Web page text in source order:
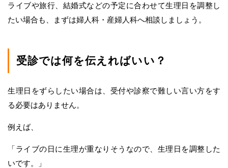
ライブや旅行、結婚式などの予定に合わせて生理日を調整し
たい場合も、まずは婦人科・産婦人科へ相談しましょう。
受診では何を伝えればいい？
生理日をずらしたい場合は、受付や診察で難しい言い方をす
る必要はありません。
例えば、
「ライブの日に生理が重なりそうなので、生理日を調整した
いです。」